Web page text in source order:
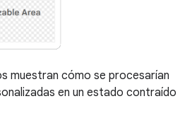
muestran cómo se procesarían
en un estado contraído